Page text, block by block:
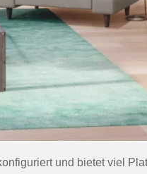
und bietet viel